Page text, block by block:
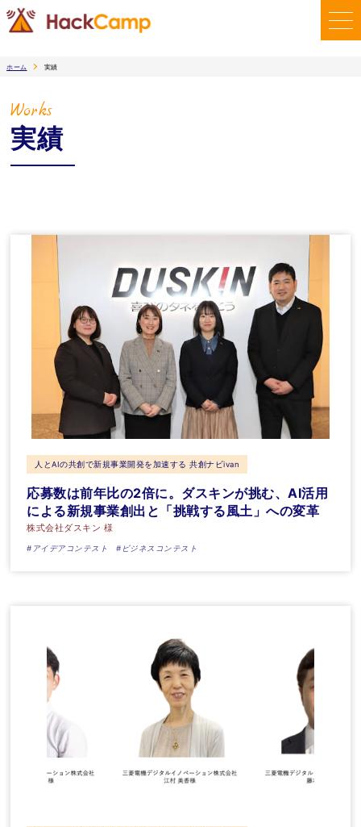
ホーム 実績
Works
実績
人とAIの共創で新規事業開発を加速する 共創ナビivan
応募数は前年比の2倍に。ダスキンが挑む、AI活用
による新規事業創出と「挑戦する風土」への変革
株式会社ダスキン 様
#アイデアコンテスト #ビジネスコンテスト